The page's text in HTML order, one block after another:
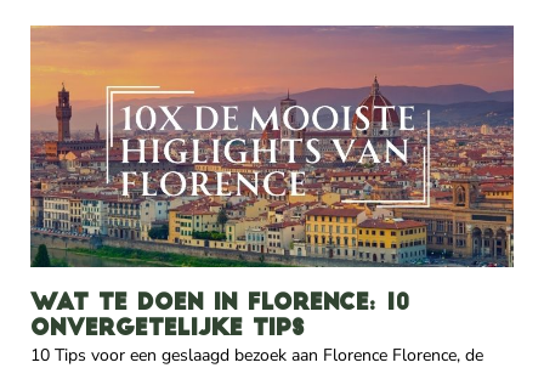
Wat te doen in Florence: 10
onvergetelijke tips
10 Tips voor een geslaagd bezoek aan Florence Florence, de